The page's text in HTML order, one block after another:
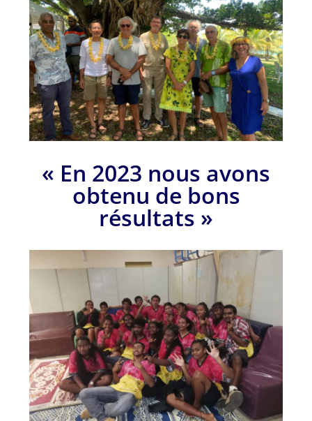
« En 2023 nous avons
obtenu de bons
résultats »